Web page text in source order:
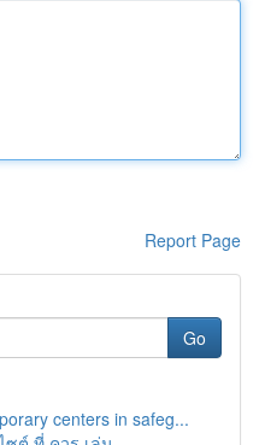
Report Page
Go
centers in safeg...